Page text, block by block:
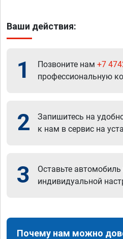
Ваши действия:
1 Позвоните нам +7
профессиональную
2
Запишитесь на
к нам в сервис на
3
Оставьте
индивидуальной
Почему нам можно